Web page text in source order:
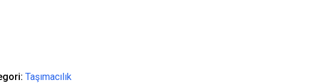
Taşımacılık